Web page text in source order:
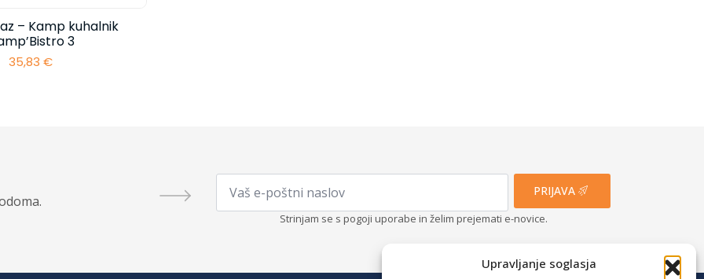
Upravljanje soglasja
– Kamp kuhalnik
3
35,83€
Email
PRIJAVA
Strinjam se s pogoji uporabe in želim prejemati e-novice.